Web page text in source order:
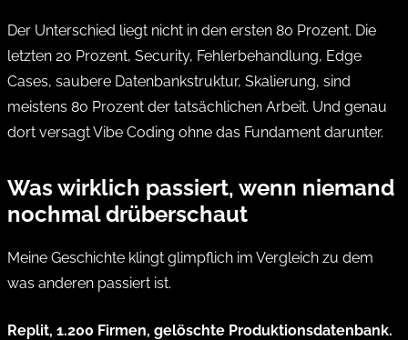
Der Unterschied liegt nicht in den ersten 80 Prozent. Die
letzten 20 Prozent, Security, Fehlerbehandlung, Edge
Cases, saubere Datenbankstruktur, Skalierung, sind
meistens 80 Prozent der tatsächlichen Arbeit. Und genau
dort versagt Vibe Coding ohne das Fundament darunter.
Was wirklich passiert, wenn niemand
nochmal drüberschaut
Meine Geschichte klingt glimpflich im Vergleich zu dem
was anderen passiert ist.
Replit, 1.200 Firmen, gelöschte Produktionsdatenbank.